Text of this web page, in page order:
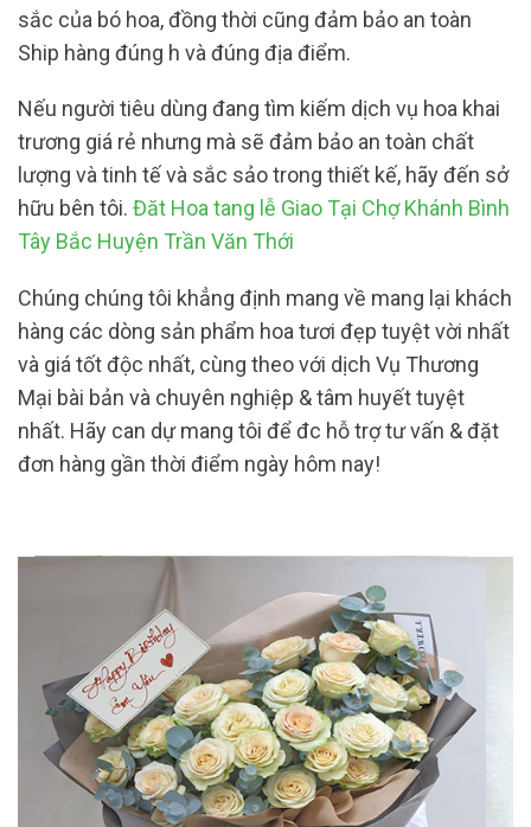
sắc của bó hoa, đồng thời cũng đảm bảo an toàn
Ship hàng đúng h và đúng địa điểm.
Nếu người tiêu dùng đang tìm kiếm dịch vụ hoa khai
trương giá rẻ nhưng mà sẽ đảm bảo an toàn chất
lượng và tinh tế và sắc sảo trong thiết kế, hãy đến sở
hữu bên tôi. Đăt Hoa tang lễ Giao Tại Chợ Khánh Bình
Tây Bắc Huyện Trần Văn Thới
Chúng chúng tôi khẳng định mang về mang lại khách
hàng các dòng sản phẩm hoa tươi đẹp tuyệt vời nhất
và giá tốt độc nhất, cùng theo với dịch Vụ Thương
Mại bài bản và chuyên nghiệp & tâm huyết tuyệt
nhất. Hãy can dự mang tôi để đc hỗ trợ tư vấn & đặt
đơn hàng gần thời điểm ngày hôm nay!